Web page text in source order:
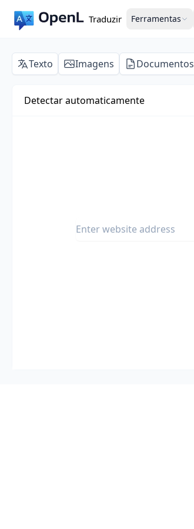
Traduzir Ferramentas
Texto Imagens Documentos
Detectar automaticamente